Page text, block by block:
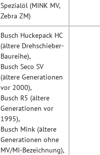
Spezialöl (MINK MV,
Zebra ZM)
Busch Huckepack HC
(ältere Drehschieber-
Baureihe),
Busch Seco SV
(ältere Generationen
vor 2000),
Busch R5 (ältere
Generationen vor
1995),
Busch Mink (ältere
Generationen ohne
MV/MI-Bezeichnung),